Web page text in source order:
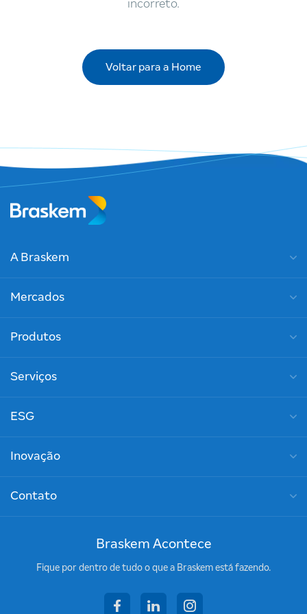
incorreto.
Voltar para a Home
A Braskem
Mercados
Produtos
Serviços
ESG
Inovação
Contato
Braskem Acontece
Fique por dentro de tudo o que a Braskem está fazendo.
facebooklinkedininstagram